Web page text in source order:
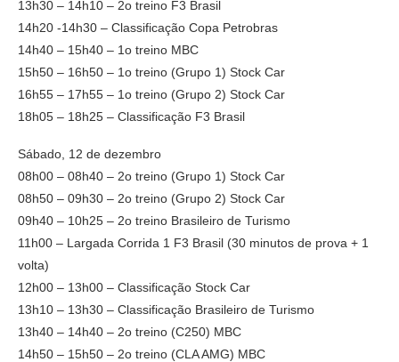
13h30 – 14h10 – 2o treino F3 Brasil
14h20 -14h30 – Classificação Copa Petrobras
14h40 – 15h40 – 1o treino MBC
15h50 – 16h50 – 1o treino (Grupo 1) Stock Car
16h55 – 17h55 – 1o treino (Grupo 2) Stock Car
18h05 – 18h25 – Classificação F3 Brasil
Sábado, 12 de dezembro
08h00 – 08h40 – 2o treino (Grupo 1) Stock Car
08h50 – 09h30 – 2o treino (Grupo 2) Stock Car
09h40 – 10h25 – 2o treino Brasileiro de Turismo
11h00 – Largada Corrida 1 F3 Brasil (30 minutos de prova + 1
volta)
12h00 – 13h00 – Classificação Stock Car
13h10 – 13h30 – Classificação Brasileiro de Turismo
13h40 – 14h40 – 2o treino (C250) MBC
14h50 – 15h50 – 2o treino (CLA AMG) MBC